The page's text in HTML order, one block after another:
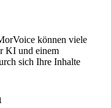
können viele
KI und einem
sich Ihre Inhalte